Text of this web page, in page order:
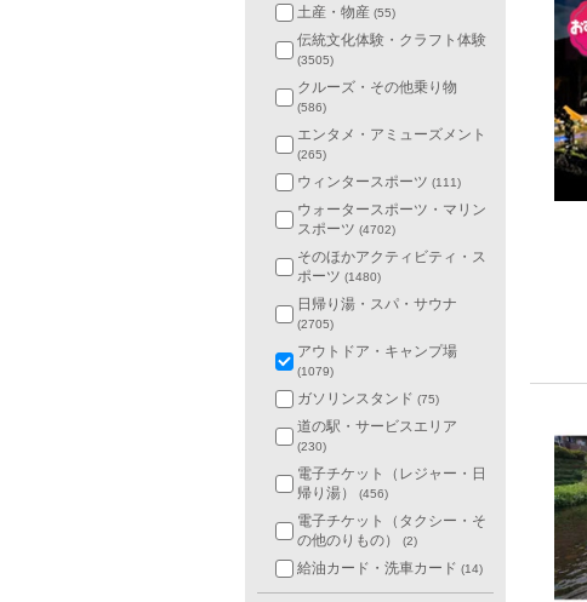
土産・物産 (55)
伝統文化体験・クラフト体験
(3505)
クルーズ・その他乗り物
(586)
エンタメ・アミューズメント
(265)
ウィンタースポーツ (111)
ウォータースポーツ・マリン
スポーツ (4702)
そのほかアクティビティ・ス
ポーツ (1480)
日帰り湯・スパ・サウナ
(2705)
アウトドア・キャンプ場
(1079)
ガソリンスタンド (75)
道の駅・サービスエリア
(230)
電子チケット（レジャー・日
帰り湯）
(456)
電子チケット（タクシー・そ
の他のりもの）
(2)
給油カード・洗車カード (14)